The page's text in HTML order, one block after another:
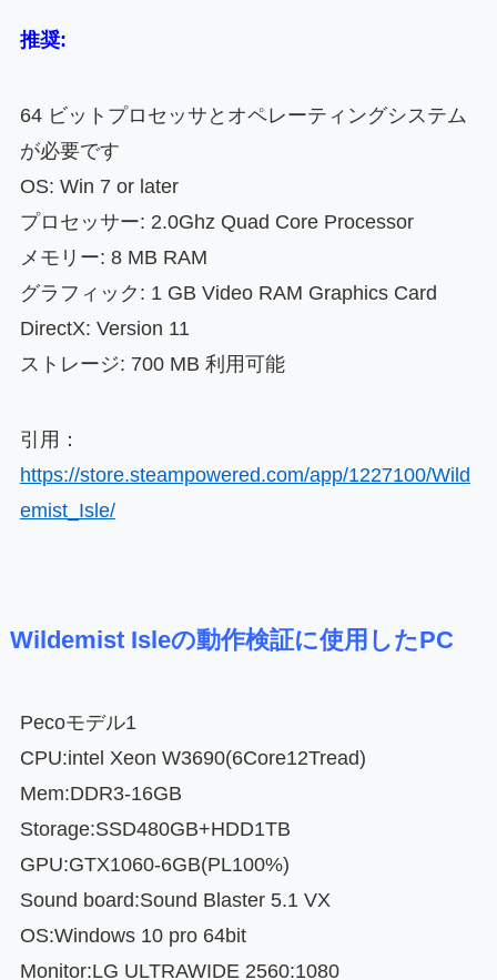
推奨:
64 ビットプロセッサとオペレーティングシステム
が必要です
OS: Win 7 or later
プロセッサー: 2.0Ghz Quad Core Processor
メモリー: 8 MB RAM
グラフィック: 1 GB Video RAM Graphics Card
DirectX: Version 11
ストレージ: 700 MB 利用可能
引用：
https://store.steampowered.com/app/1227100/Wild
emist_Isle/
Wildemist Isleの動作検証に使用したPC
Pecoモデル1
CPU:intel Xeon W3690(6Core12Tread)
Mem:DDR3-16GB
Storage:SSD480GB+HDD1TB
GPU:GTX1060-6GB(PL100%)
Sound board:Sound Blaster 5.1 VX
OS:Windows 10 pro 64bit
Monitor:LG ULTRAWIDE 2560:1080